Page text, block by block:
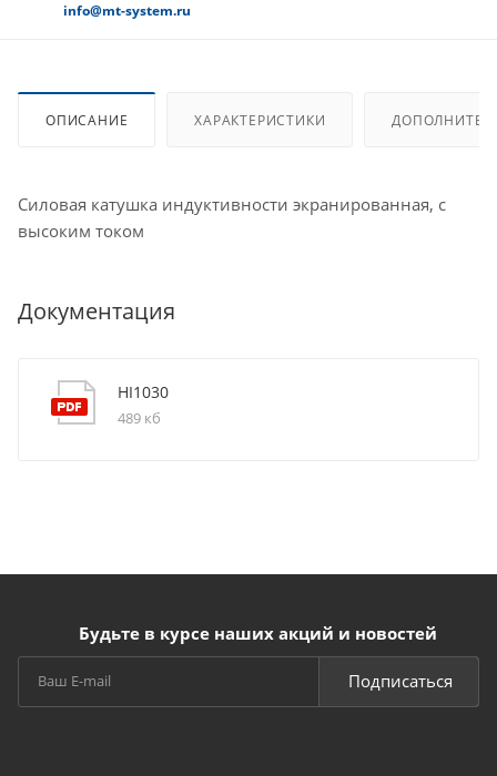
info@mt-system.ru
ОПИСАНИЕ ХАРАКТЕРИСТИКИ
Силовая катушка индуктивности экранированная, с
высоким током
Документация
HI1030
489 кб
Будьте в курсе наших акций и новостей
Подписаться